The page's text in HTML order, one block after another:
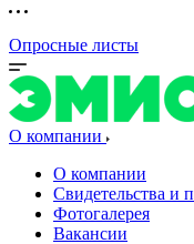
Опросные листы
О компании
О компании
Свидетельства и
Фотогалерея
Вакансии